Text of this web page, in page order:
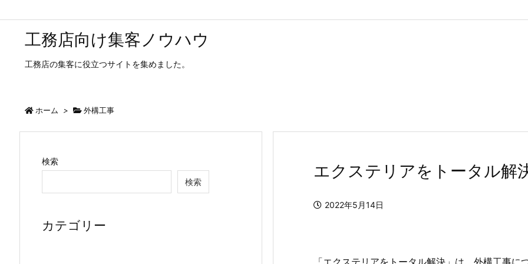
工務店向け集客ノウハウ
工務店の集客に役立つサイトを集めました。
ホーム > 外構工事
エクステリアをトータル解
2022年5月14日
「エクステリアをトータル解決」は、外構工事に
検索
検索
カテゴリー